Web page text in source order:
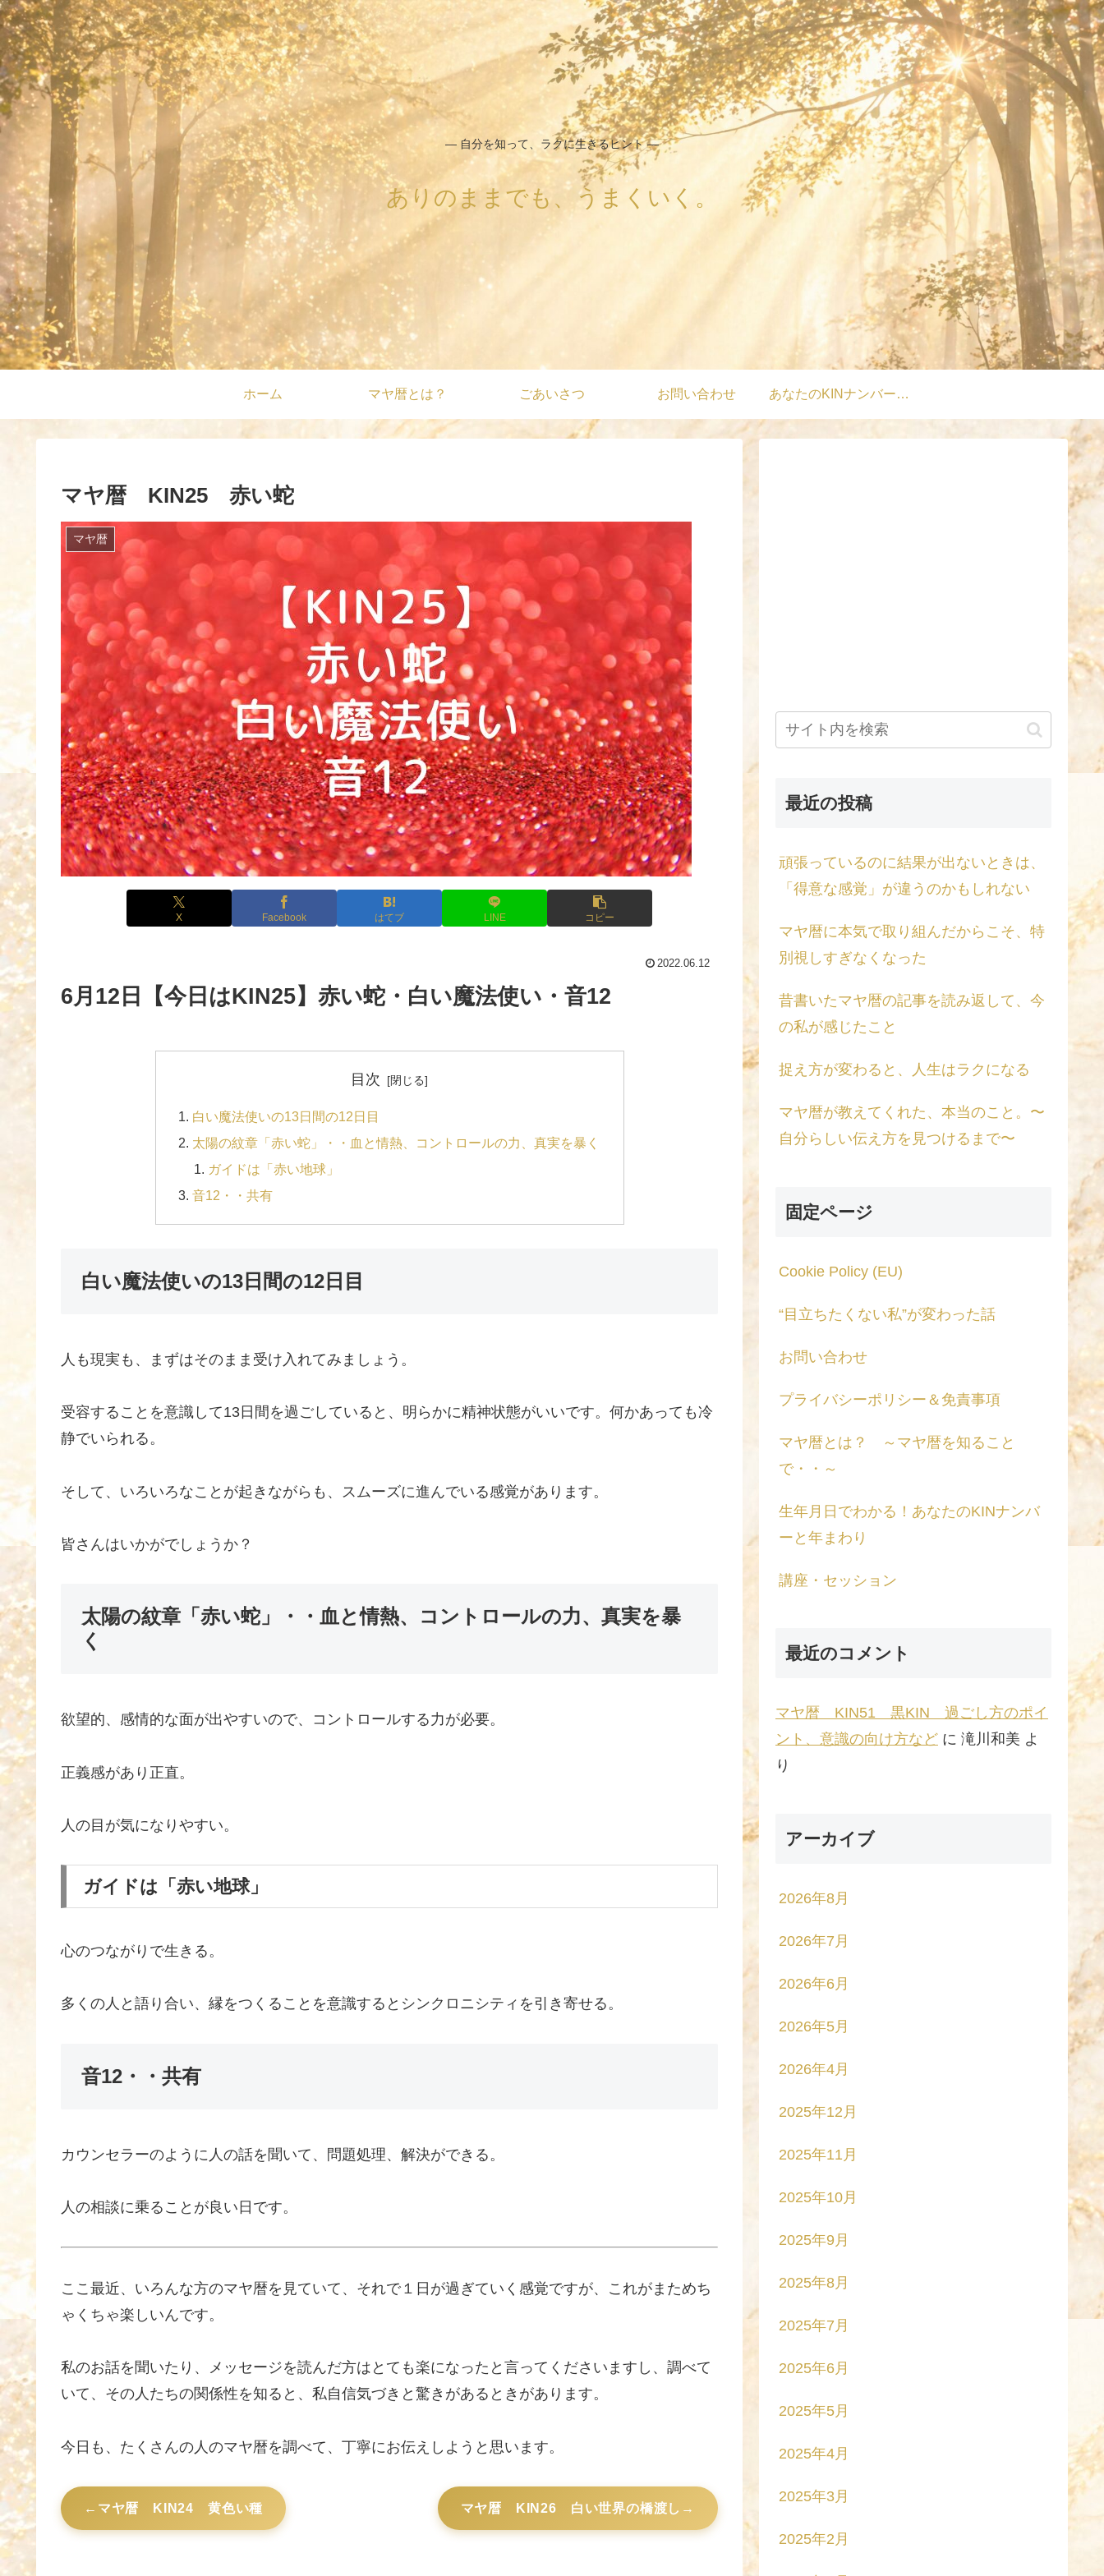
― 自分を知って、ラクに生きるヒント ―
ありのままでも、うまくいく。
ホーム マヤ暦とは？ ごあいさつ お問い合わせ あなたのKINナンバーは？
マヤ暦 KIN25 赤い蛇
マヤ暦
X Facebook はてブ LINE コピー
2022.06.12
6月12日【今日はKIN25】赤い蛇・白い魔法使い・音12
目次
白い魔法使いの13日間の12日目
太陽の紋章「赤い蛇」・・血と情熱、コントロールの力、真実を暴く
ガイドは「赤い地球」
音12・・共有
白い魔法使いの13日間の12日目
人も現実も、まずはそのまま受け入れてみましょう。
受容することを意識して13日間を過ごしていると、明らかに精神状態がいいです。何かあっても冷
静でいられる。
そして、いろいろなことが起きながらも、スムーズに進んでいる感覚があります。
皆さんはいかがでしょうか？
太陽の紋章「赤い蛇」・・血と情熱、コントロールの力、真実を暴
く
欲望的、感情的な面が出やすいので、コントロールする力が必要。
正義感があり正直。
人の目が気になりやすい。
ガイドは「赤い地球」
心のつながりで生きる。
多くの人と語り合い、縁をつくることを意識するとシンクロニシティを引き寄せる。
音12・・共有
カウンセラーのように人の話を聞いて、問題処理、解決ができる。
人の相談に乗ることが良い日です。
ここ最近、いろんな方のマヤ暦を見ていて、それで１日が過ぎていく感覚ですが、これがまためち
ゃくちゃ楽しいんです。
私のお話を聞いたり、メッセージを読んだ方はとても楽になったと言ってくださいますし、調べて
いて、その人たちの関係性を知ると、私自信気づきと驚きがあるときがあります。
今日も、たくさんの人のマヤ暦を調べて、丁寧にお伝えしようと思います。
マヤ暦 KIN24 黄色い種 マヤ暦 KIN26 白い世界の橋渡し
最近の投稿
頑張っているのに結果が出ないときは、
「得意な感覚」が違うのかもしれない
マヤ暦に本気で取り組んだからこそ、特
別視しすぎなくなった
昔書いたマヤ暦の記事を読み返して、今
の私が感じたこと
捉え方が変わると、人生はラクになる
マヤ暦が教えてくれた、本当のこと。〜
自分らしい伝え方を見つけるまで〜
固定ページ
Cookie Policy (EU)
“目立ちたくない私”が変わった話
お問い合わせ
プライバシーポリシー＆免責事項
マヤ暦とは？ ～マヤ暦を知ること
で・・～
生年月日でわかる！あなたのKINナンバ
ーと年まわり
講座・セッション
最近のコメント
マヤ暦 KIN51 黒KIN 過ごし方のポイ
ント、意識の向け方など に 滝川和美 よ
り
アーカイブ
2026年8月
2026年7月
2026年6月
2026年5月
2026年4月
2025年12月
2025年11月
2025年10月
2025年9月
2025年8月
2025年7月
2025年6月
2025年5月
2025年4月
2025年3月
2025年2月